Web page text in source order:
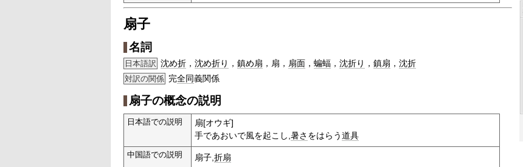
扇子
名詞
日本語訳 沈め折 ， 沈め折り ， 鎮め扇 ，扇， 扇面 ， 蝙蝠 ， 沈折り ， 鎮扇 ， 沈折
対訳の関係 完全同義関係
扇子の概念の説明
日本語での説明
扇[オウギ]
手であおいで風を起こし,暑さ をはらう道具
中国語での説明 扇子,折扇